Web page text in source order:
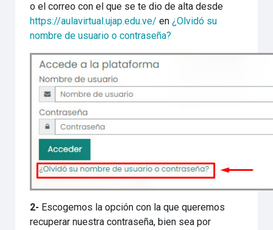
o el correo con el que se te dio de alta desde
https://aulavirtual.ujap.edu.ve/ en¿Olvidó su
nombre de usuario o contraseña?
2- Escogemos la opción con la que queremos
recuperar nuestra contraseña, bien sea por